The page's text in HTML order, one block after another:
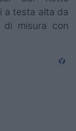
a testa alta da
di misura con